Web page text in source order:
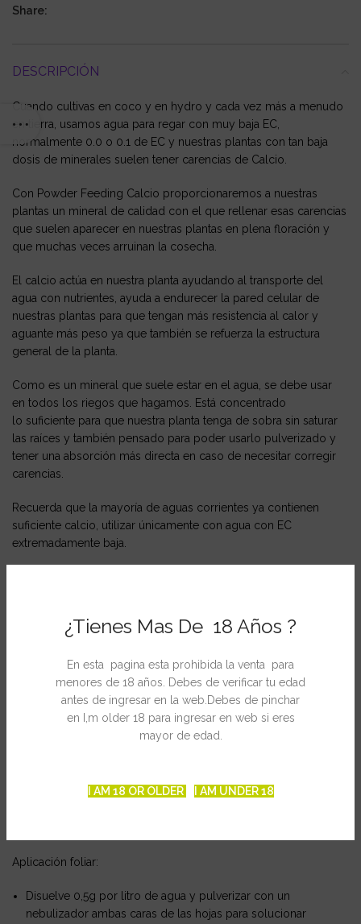
¿Tienes Mas De 18 Años ?
En esta pagina esta prohibida la venta para
menores de 18 años. Debes de verificar tu edad
antes de ingresar en la web.Debes de pinchar
en I,m older 18 para ingresar en web si eres
mayor de edad.
I AM 18 OR OLDER I AM UNDER 18
Share:
DESCRIPCIÓN
Cuando cultivas en coco y en hydro y cada vez más a menudo
en tierra, usamos agua para regar con muy baja EC,
normalmente 0.0 o 0.1 de EC y nuestras plantas con tan baja
dosis de minerales suelen tener carencias de Calcio.
Con Powder Feeding Calcio proporcionaremos a nuestras
plantas un mineral de calidad con el que rellenar esas carencias
que suelen aparecer en nuestras plantas en plena floración y
que muchas veces arruinan la cosecha.
El calcio actúa en nuestra planta ayudando al transporte del
agua con nutrientes, ayuda a endurecer la pared celular de
nuestras plantas para que tengan más resistencia al calor y
aguante más peso ya que también se refuerza la estructura
general de la planta.
Como es un mineral que suele estar en el agua, se debe usar
en todos los riegos que hagamos. Está concentrado
lo suficiente para que nuestra planta tenga de sobra sin saturar
las raíces y también pensado para poder usarlo pulverizado y
tener una absorción más directa en caso de necesitar corregir
carencias.
Recuerda que la mayoría de aguas corrientes ya contienen
suficiente calcio, utilizar únicamente con agua con EC
extremadamente baja.
En el riego:
Añade 0,3g por litro de solución de riego en plantas
pequeñas, semilleros o esquejes
recién enraizados.
Añade 1g por litro de solución de riego cuando tengamos
plantas adultas como plantas madre y plantas en floración.
Aplicación foliar:
Disuelve 0,5g por litro de agua y pulverizar con un
nebulizador ambas caras de las hojas para solucionar